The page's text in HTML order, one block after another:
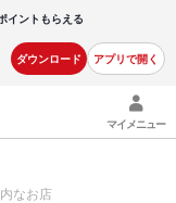
イントもらえる
ダウンロード アプリで開く
マイメニュー
なお店